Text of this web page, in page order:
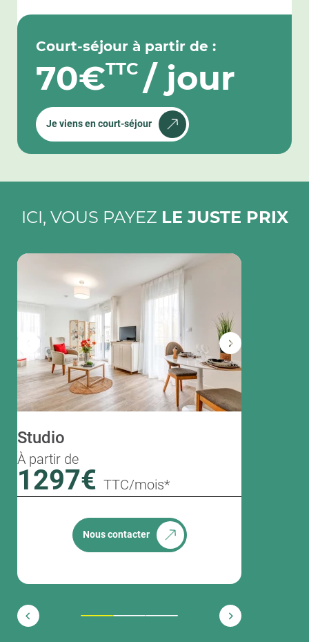
Court-séjour à partir de :
70€TTC / jour
Je viens en court-séjour
ICI, VOUS PAYEZ LE JUSTE PRIX
Studio
À partir de
1297€ TTC/mois*
Nous contacter
1 2 3